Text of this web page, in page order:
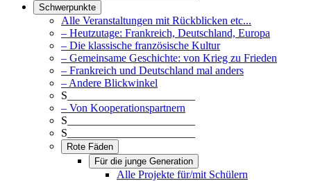
Schwerpunkte
Alle Veranstaltungen mit Rückblicken etc...
– Heutzutage: Frankreich, Deutschland, Europa
– Die klassische französische Kultur
– Gemeinsame Geschichte: von Krieg zu Frieden
– Frankreich und Deutschland mal anders
– Andere Blickwinkel
S_______________________
– Von Kooperationspartnern
S_______________________
S_______________________
Rote Fäden
Für die junge Generation
Alle Projekte für/mit Schülern